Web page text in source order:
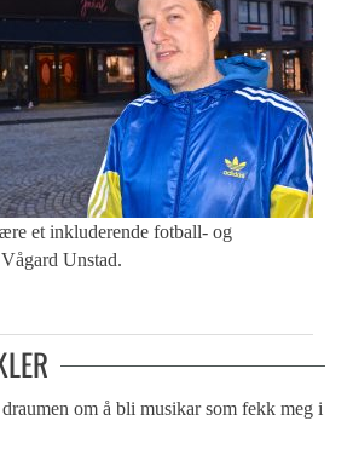
et inkluderende fotball- og
Unstad.
om å bli musikar som fekk meg i